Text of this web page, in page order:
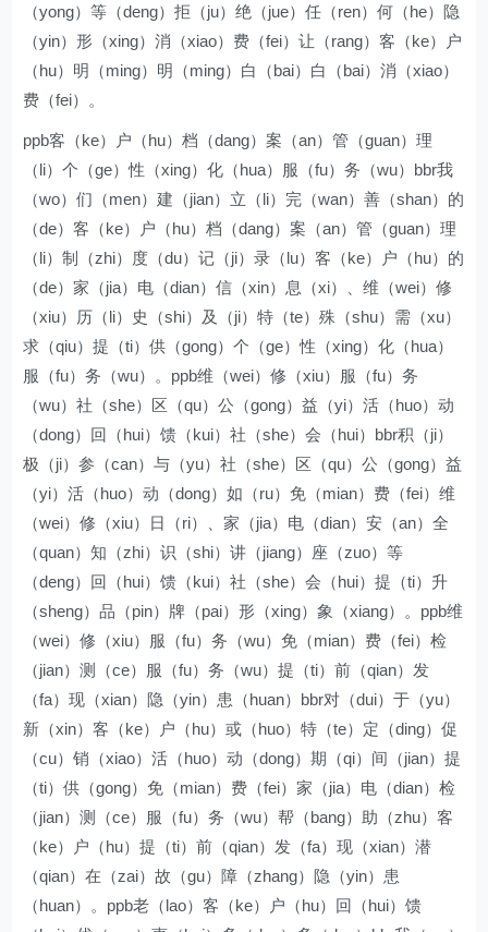
（yong）等（deng）拒（ju）绝（jue）任（ren）何（he）隐
（yin）形（xing）消（xiao）费（fei）让（rang）客（ke）户
（hu）明（ming）明（ming）白（bai）白（bai）消（xiao）
费（fei）。
ppb客（ke）户（hu）档（dang）案（an）管（guan）理
（li）个（ge）性（xing）化（hua）服（fu）务（wu）bbr我
（wo）们（men）建（jian）立（li）完（wan）善（shan）的
（de）客（ke）户（hu）档（dang）案（an）管（guan）理
（li）制（zhi）度（du）记（ji）录（lu）客（ke）户（hu）的
（de）家（jia）电（dian）信（xin）息（xi）、维（wei）修
（xiu）历（li）史（shi）及（ji）特（te）殊（shu）需（xu）
求（qiu）提（ti）供（gong）个（ge）性（xing）化（hua）
服（fu）务（wu）。ppb维（wei）修（xiu）服（fu）务
（wu）社（she）区（qu）公（gong）益（yi）活（huo）动
（dong）回（hui）馈（kui）社（she）会（hui）bbr积（ji）
极（ji）参（can）与（yu）社（she）区（qu）公（gong）益
（yi）活（huo）动（dong）如（ru）免（mian）费（fei）维
（wei）修（xiu）日（ri）、家（jia）电（dian）安（an）全
（quan）知（zhi）识（shi）讲（jiang）座（zuo）等
（deng）回（hui）馈（kui）社（she）会（hui）提（ti）升
（sheng）品（pin）牌（pai）形（xing）象（xiang）。ppb维
（wei）修（xiu）服（fu）务（wu）免（mian）费（fei）检
（jian）测（ce）服（fu）务（wu）提（ti）前（qian）发
（fa）现（xian）隐（yin）患（huan）bbr对（dui）于（yu）
新（xin）客（ke）户（hu）或（huo）特（te）定（ding）促
（cu）销（xiao）活（huo）动（dong）期（qi）间（jian）提
（ti）供（gong）免（mian）费（fei）家（jia）电（dian）检
（jian）测（ce）服（fu）务（wu）帮（bang）助（zhu）客
（ke）户（hu）提（ti）前（qian）发（fa）现（xian）潜
（qian）在（zai）故（gu）障（zhang）隐（yin）患
（huan）。ppb老（lao）客（ke）户（hu）回（hui）馈